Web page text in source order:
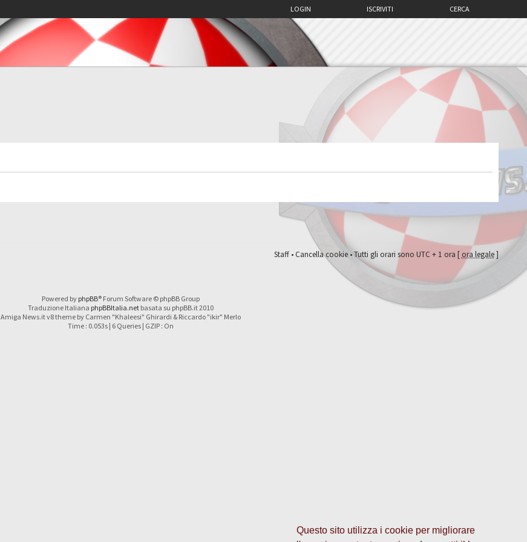
Questo sito utilizza i cookie per migliorare
CERCA
ISCRIVITI
LOGIN
Staff•Cancella cookie• Tutti gli orari sono UTC + 1 ora [ ora legale]
Powered by phpBB® Forum Software © phpBB Group
Traduzione Italiana phpBBItalia.netbasata su phpBB.it 2010
Amiga News.it v8 theme by Carmen "Khaleesi" Ghirardi & Riccardo "ikir" Merlo
Time : 0.053s | 6 Queries | GZIP : On